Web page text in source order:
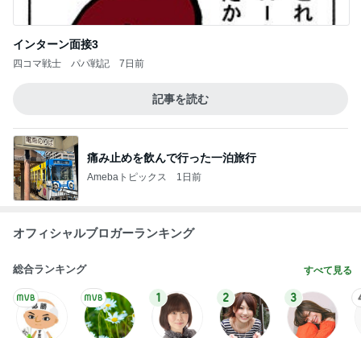
インターン面接3
四コマ戦士 パパ戦記 7日前
記事を読む
痛み止めを飲んで行った一泊旅行
Amebaトピックス 1日前
オフィシャルブロガーランキング
総合ランキング すべて見る
1 2 3